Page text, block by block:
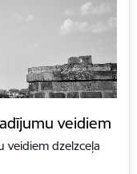
veidiem
veidiem dzelzceļa